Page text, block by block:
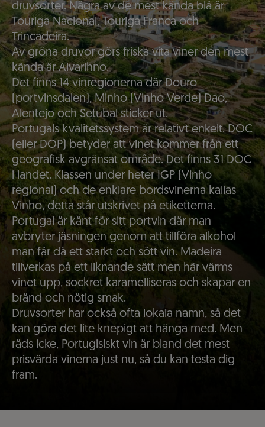
druvsorter. Några av de mest kända blå är
Touriga Nacional, Touriga Franca och
Trincadeira.
Av gröna druvor görs friska vita viner den mest
kända är Alvarihno.
Det finns 14 vinregionerna där Douro
(portvinsdalen), Minho (Vinho Verde) Dao,
Alentejo och Setubal sticker ut.
Portugals kvalitetssystem är relativt enkelt. DOC
(eller DOP) betyder att vinet kommer från ett
geografisk avgränsat område. Det finns 31 DOC
i landet. Klassen under heter IGP (Vinho
regional) och de enklare bordsvinerna kallas
Vinho, detta står utskrivet på etiketterna.
Portugal är känt för sitt portvin där man
avbryter jäsningen genom att tillföra alkohol
man får då ett starkt och sött vin. Madeira
tillverkas på ett liknande sätt men här värms
vinet upp, sockret karamelliseras och skapar en
bränd och nötig smak.
Druvsorter har också ofta lokala namn, så det
kan göra det lite knepigt att hänga med. Men
räds icke, Portugisiskt vin är bland det mest
prisvärda vinerna just nu, så du kan testa dig
fram.